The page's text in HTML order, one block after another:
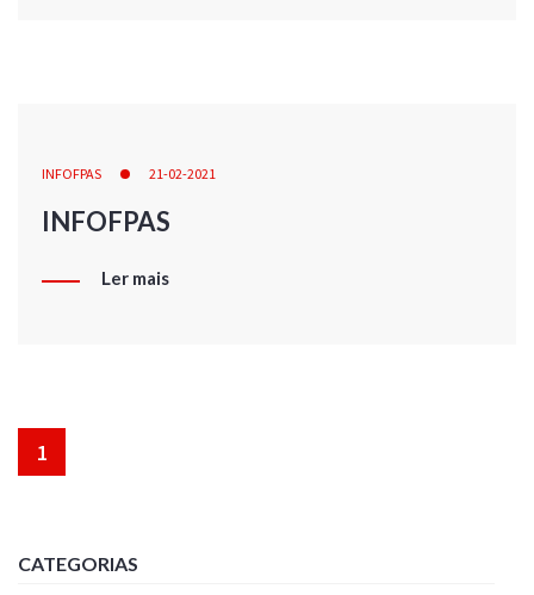
INFOFPAS 21-02-2021
INFOFPAS
Ler mais
1
CATEGORIAS